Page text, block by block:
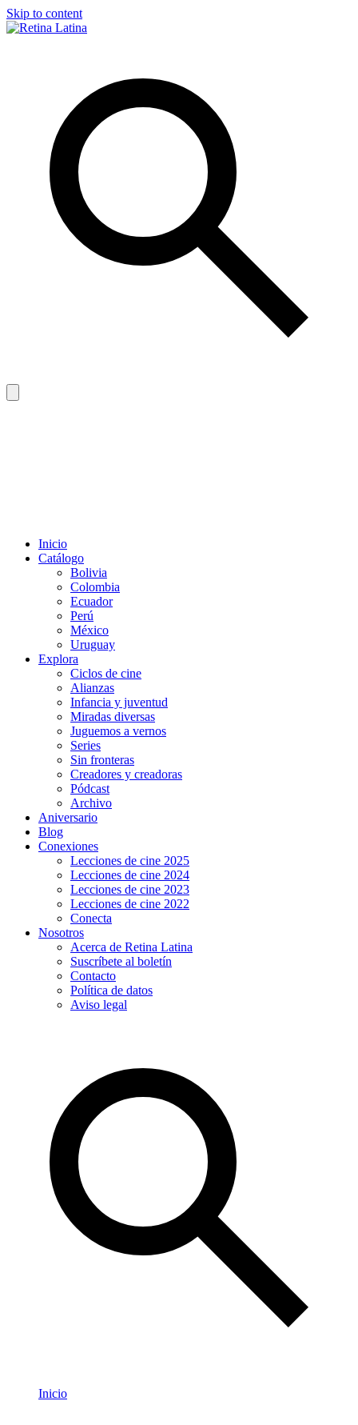
Skip to content
Inicio
Catálogo
Bolivia
Colombia
Ecuador
Perú
México
Uruguay
Explora
Ciclos de cine
Alianzas
Infancia y juventud
Miradas diversas
Juguemos a vernos
Series
Sin fronteras
Creadores y creadoras
Pódcast
Archivo
Aniversario
Blog
Conexiones
Lecciones de cine 2025
Lecciones de cine 2024
Lecciones de cine 2023
Lecciones de cine 2022
Conecta
Nosotros
Acerca de Retina Latina
Suscríbete al boletín
Contacto
Política de datos
Aviso legal
Inicio